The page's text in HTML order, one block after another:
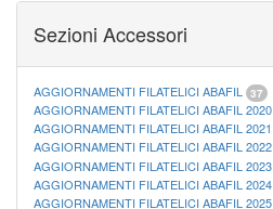
Sezioni Accessori
AGGIORNAMENTI FILATELICI ABAFIL 37
AGGIORNAMENTI FILATELICI ABAFIL 2020
AGGIORNAMENTI FILATELICI ABAFIL 2021
AGGIORNAMENTI FILATELICI ABAFIL 2022
AGGIORNAMENTI FILATELICI ABAFIL 2023
AGGIORNAMENTI FILATELICI ABAFIL 2024
AGGIORNAMENTI FILATELICI ABAFIL 2025